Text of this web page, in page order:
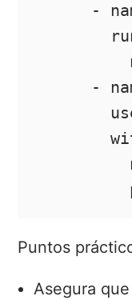
-
-
Puntos
Asegura